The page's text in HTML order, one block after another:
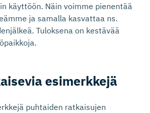
käyttöön. Näin voimme pienentää
ja samalla kasvattaa ns.
Tuloksena on kestävää
esimerkkejä
puhtaiden ratkaisujen